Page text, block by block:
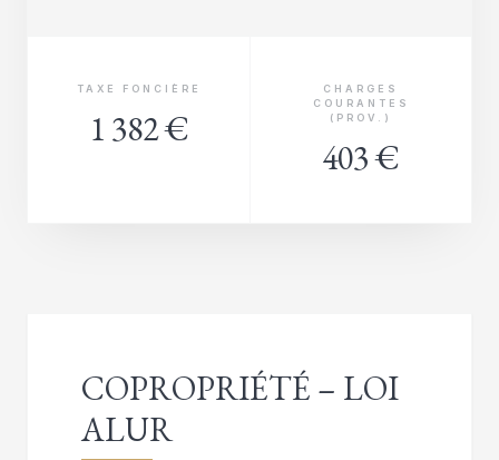
TAXE FONCIÈRE
1 382 €
CHARGES
COURANTES
(PROV.)
403 €
COPROPRIÉTÉ – LOI
ALUR